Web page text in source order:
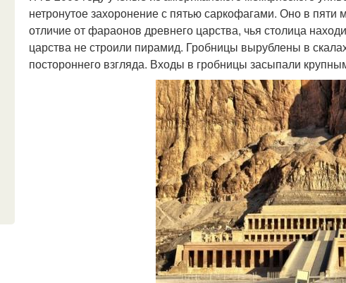
нетронутое захоронение с пятью саркофагами. Оно в
отличие от фараонов древнего царства, чья столица
царства не строили пирамид. Гробницы вырублены в
постороннего взгляда. Входы в гробницы засыпали